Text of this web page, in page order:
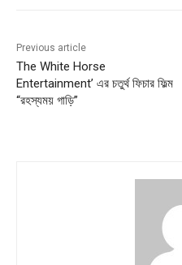
Previous article
The White Horse
Entertainment’ এর চতুর্থ ফিচার ফিল্ম
“রহস্যময় গাড়ি”